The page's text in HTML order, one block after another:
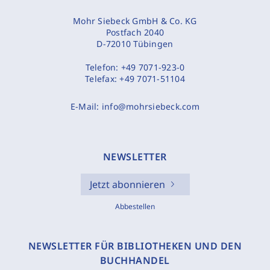
Mohr Siebeck GmbH & Co. KG
Postfach 2040
D-72010 Tübingen
Telefon: +49 7071-923-0
Telefax:+49 7071-51104
E-Mail: info@mohrsiebeck.com
NEWSLETTER
Jetzt abonnieren
Abbestellen
NEWSLETTER FÜR BIBLIOTHEKEN UND DEN
BUCHHANDEL